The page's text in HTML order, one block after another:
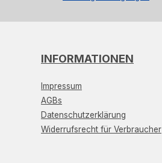
INFORMATIONEN
Impressum
AGBs
Datenschutzerklärung
Widerrufsrecht für Verbraucher